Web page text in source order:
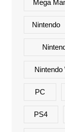
Mega
Nintendo
Nintendo
PC
PS4